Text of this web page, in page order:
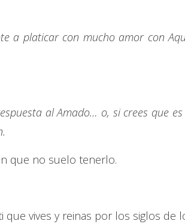
a platicar con mucho amor con
al Amado… o, si crees que
que no suelo tenerlo.
vives y reinas por los siglos de